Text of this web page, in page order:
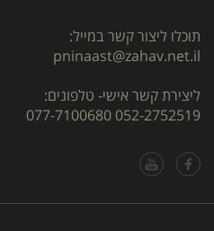
תוכלו ליצור קשר במייל:
pninaast@zahav.net.il
ליצירת קשר אישי- טלפונים:
052-2752519
077-7100680